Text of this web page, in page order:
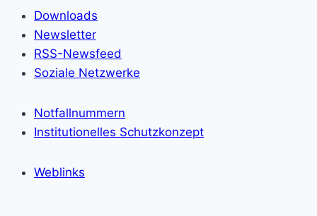
Downloads
Newsletter
RSS-Newsfeed
Soziale Netzwerke
Notfallnummern
Institutionelles Schutzkonzept
Weblinks